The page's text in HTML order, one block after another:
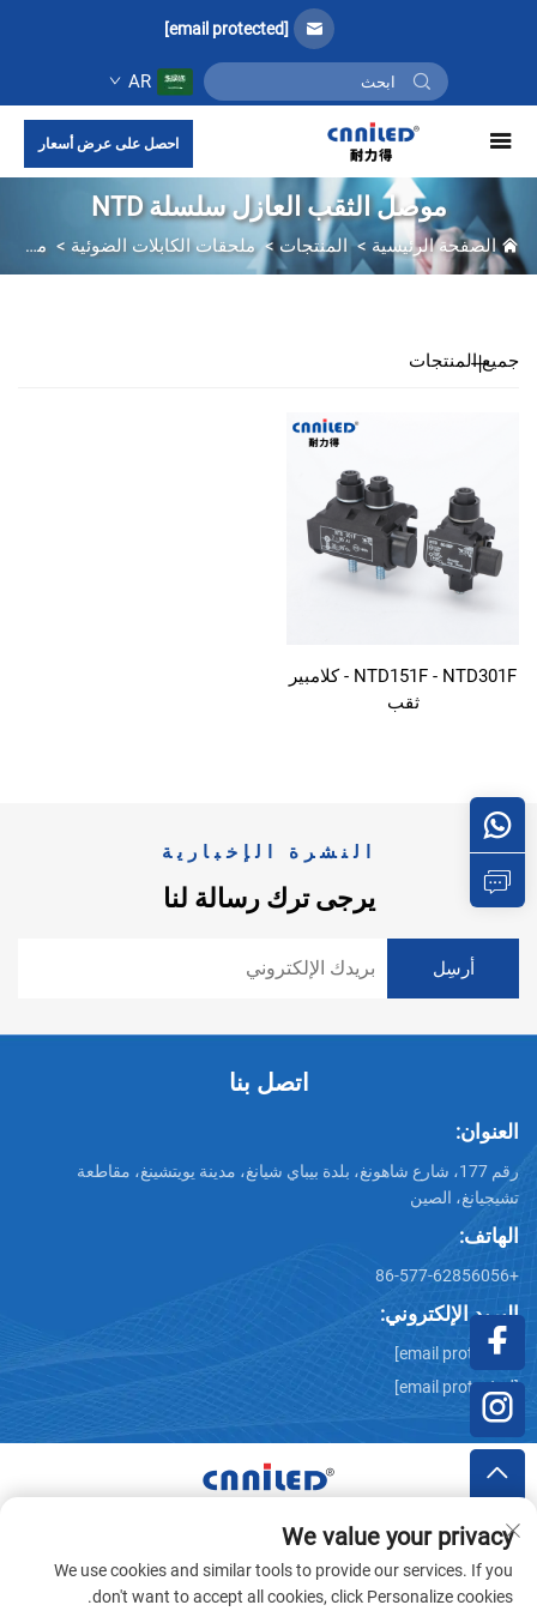
[email protected]
AR
احصل على عرض أسعار
موصل الثقب العازل سلسلة NTD
الصفحة الرئيسية >المنتجات >ملحقات الكابلات الضوئية > موصل الثقب العازل سلسلة NTD
جميع المنتجات
NTD151F - NTD301F - كلامبير
ثقب
النشرة الإخبارية
يرجى ترك رسالة لنا
اتصل بنا
العنوان:
رقم 177، شارع شاهونغ، بلدة بيباي شيانغ، مدينة يويتشينغ، مقاطعة
تشيجيانغ، الصين
الهاتف:
+86-577-62856056
البريد الإلكتروني:
[email protected]
حقوق النشر © شركة Zhejiang Nailide Power Technology
المحدودة لتقنية الطاقة. جميع الحقوق محفوظة -سياسة الخصوصية
We value your privacy
We use cookies and similar tools to provide our services. If you
don't want to accept all cookies, click Personalize cookies.